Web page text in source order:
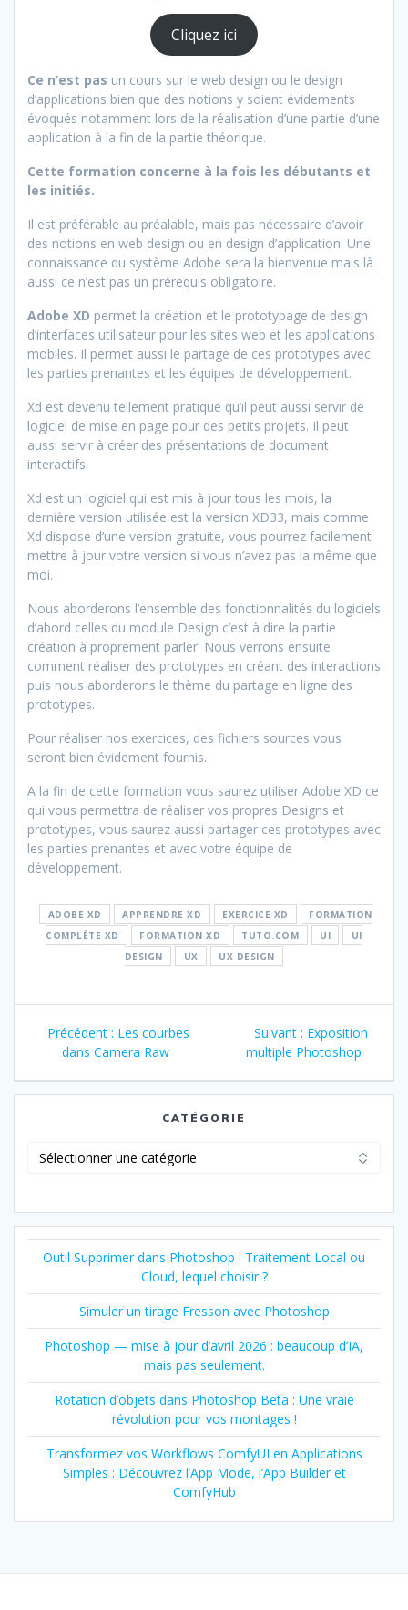
Cliquez ici
Ce n’est pas un cours sur le web design ou le design
d’applications bien que des notions y soient évidements
évoqués notamment lors de la réalisation d’une partie d’une
application à la fin de la partie théorique.
Cette formation concerne à la fois les débutants et
les initiés.
Il est préférable au préalable, mais pas nécessaire d’avoir
des notions en web design ou en design d’application. Une
connaissance du système Adobe sera la bienvenue mais là
aussi ce n’est pas un prérequis obligatoire.
Adobe XD permet la création et le prototypage de design
d’interfaces utilisateur pour les sites web et les applications
mobiles. Il permet aussi le partage de ces prototypes avec
les parties prenantes et les équipes de développement.
Xd est devenu tellement pratique qu’il peut aussi servir de
logiciel de mise en page pour des petits projets. Il peut
aussi servir à créer des présentations de document
interactifs.
Xd est un logiciel qui est mis à jour tous les mois, la
dernière version utilisée est la version XD33, mais comme
Xd dispose d’une version gratuite, vous pourrez facilement
mettre à jour votre version si vous n’avez pas la même que
moi.
Nous aborderons l’ensemble des fonctionnalités du logiciels
d’abord celles du module Design c’est à dire la partie
création à proprement parler. Nous verrons ensuite
comment réaliser des prototypes en créant des interactions
puis nous aborderons le thème du partage en ligne des
prototypes.
Pour réaliser nos exercices, des fichiers sources vous
seront bien évidement fournis.
A la fin de cette formation vous saurez utiliser Adobe XD ce
qui vous permettra de réaliser vos propres Designs et
prototypes, vous saurez aussi partager ces prototypes avec
les parties prenantes et avec votre équipe de
développement.
ADOBE XD APPRENDRE XD EXERCICE XD
FORMATION
COMPLÈTE XD
FORMATION XD TUTO.COM UI
UI
DESIGN
UX UX DESIGN
Navigation
l’article
Précédent : Article
précédent
Les courbes
dans Camera Raw
Suivant : Article
suivant
Exposition
multiple Photoshop
CATÉGORIE
Outil Supprimer dans Photoshop : Traitement Local ou
Cloud, lequel choisir ?
Simuler un tirage Fresson avec Photoshop
Photoshop — mise à jour d’avril 2026 : beaucoup d’IA,
mais pas seulement.
Rotation d’objets dans Photoshop Beta : Une vraie
révolution pour vos montages !
Transformez vos Workflows ComfyUI en Applications
Simples : Découvrez l’App Mode, l’App Builder et
ComfyHub